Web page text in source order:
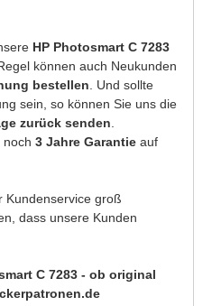
HP Photosmart C 7283
können auch Neukunden
bestellen . Und sollte
sein, so können Sie uns die
zurück senden
noch 3 Jahre Garantie auf
Kundenservice groß
dass unsere Kunden
C 7283 - ob original